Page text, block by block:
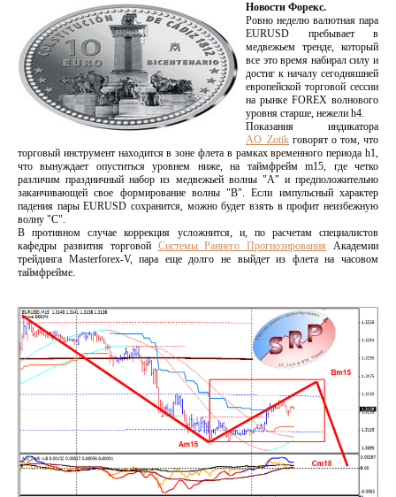
Новости Форекс.
Ровно неделю валютная пара
EURUSD пребывает в
медвежьем тренде, который
все это время набирал силу и
достиг к началу сегодняшней
европейской торговой сессии
на рынке FOREX волнового
уровня старше, нежели h4.
Показания индикатора
AO_Zotik говорят о том, что
торговый инструмент находится в зоне флета в рамках временного периода h1,
что вынуждает опуститься уровнем ниже, на таймфрейм m15, где четко
различим праздничный набор из медвежьей волны "А" и предположительно
заканчивающей свое формирование волны "В". Если импульсный характер
падения пары EURUSD сохранится, можно будет взять в профит неизбежную
волну "С".
В противном случае коррекция усложнится, и, по расчетам специалистов
кафедры развития торговой Системы Раннего Прогнозирования Академии
трейдинга Masterforex-V, пара еще долго не выйдет из флета на часовом
таймфрейме.